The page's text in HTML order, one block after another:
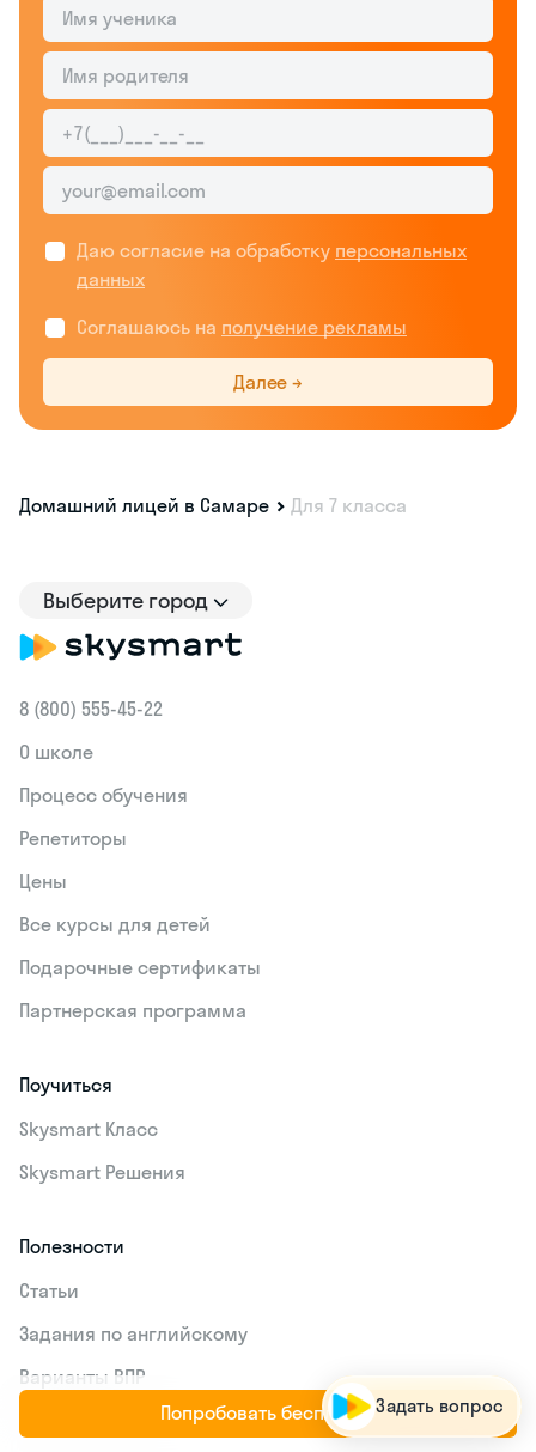
Попробовать бесплатно
Даю согласие на обработку персональных
данных
Соглашаюсь на получение рекламы
Далее →
Домашний лицей в Самаре Для 7 класса
Выберите город
8 (800) 555‑45-22
О школе
Процесс обучения
Репетиторы
Цены
Все курсы для детей
Подарочные сертификаты
Партнерская программа
Поучиться
Skysmart Класс
Skysmart Решения
Полезности
Статьи
Задания по английскому
Варианты ВПР
Преподавателям
Задать вопрос